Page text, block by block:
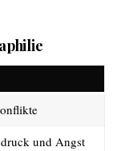
und Angst